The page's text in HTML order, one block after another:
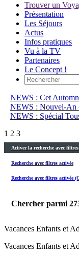
Trouver un
Présentation
Les Séjours
Actus
Infos pratiques
Vu à la TV
Partenaires
Le Concept !
NEWS : Cet
NEWS : Nouvel-An
NEWS : Spécial
1 2 3
Activer la recherche avec filtres
Recherche avec filtres activée
Recherche avec filtres activée
Chercher parmi
Vacances Enfants et
Vacances Enfants et